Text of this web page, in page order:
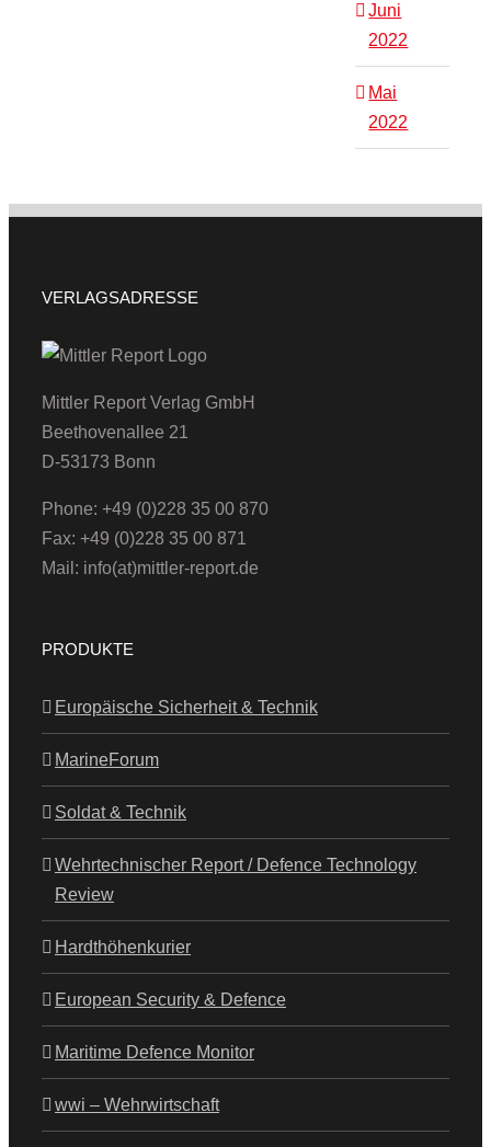
Juni
2022
Mai
2022
VERLAGSADRESSE
Mittler Report Verlag GmbH
Beethovenallee 21
D-53173 Bonn
Phone: +49 (0)228 35 00 870
Fax: +49 (0)228 35 00 871
Mail: info(at)mittler-report.de
PRODUKTE
Europäische Sicherheit & Technik
MarineForum
Soldat & Technik
Wehrtechnischer Report / Defence Technology
Review
Hardthöhenkurier
European Security & Defence
Maritime Defence Monitor
wwi – Wehrwirtschaft